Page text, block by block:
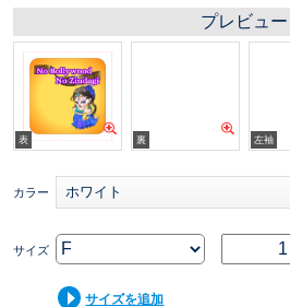
プレビュー
カラー ホワイト
サイズ
サイズを追加